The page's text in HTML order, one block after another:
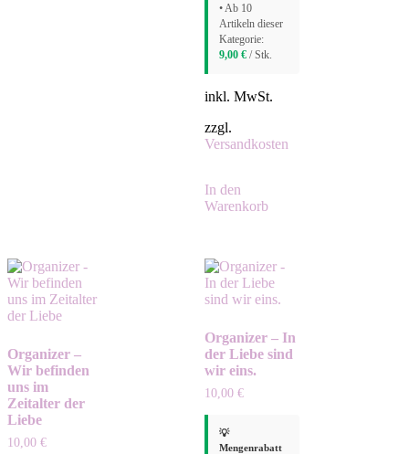
• Ab 10
Artikeln dieser
Kategorie:
9,00 € / Stk.
inkl. MwSt.
zzgl.
Versandkosten
In den
Warenkorb
Organizer –
Wir befinden
uns im
Zeitalter der
Liebe
10,00 €
Organizer – In
der Liebe sind
wir eins.
10,00 €
💡
Mengenrabatt